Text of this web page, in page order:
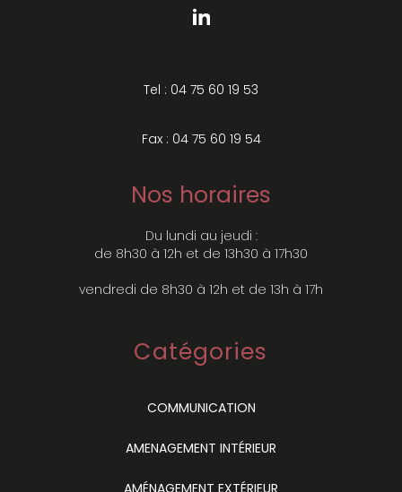
Tel : 04 75 60 19 53
Fax : 04 75 60 19 54
Nos horaires
Du lundi au jeudi :
de 8h30 à 12h et de 13h30 à 17h30
vendredi de 8h30 à 12h et de 13h à 17h
Catégories
COMMUNICATION
AMENAGEMENT INTÉRIEUR
AMÉNAGEMENT EXTÉRIEUR